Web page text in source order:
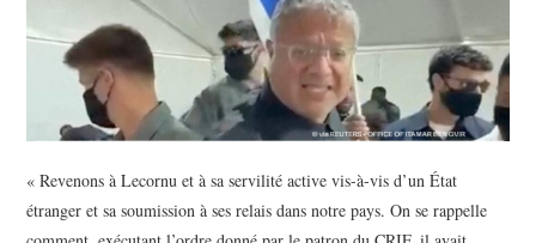
« Revenons à Lecornu et à sa servilité active vis-à-vis d’un État
étranger et sa soumission à ses relais dans notre pays. On se rappelle